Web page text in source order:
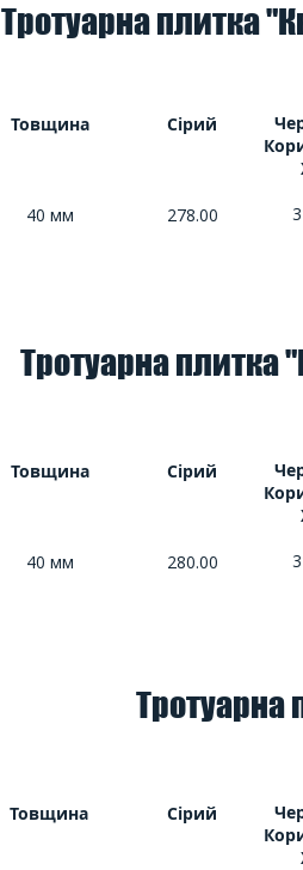
Тротуарна плитка
Товщина
40 мм
Сірий
278.00
Тротуарна плитка
Товщина
40 мм
Сірий
280.00
Тротуарна
Товщина Сірий